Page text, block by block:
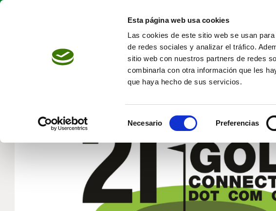
Esta página web usa cookies
Las cookies de este sitio web se usan
de redes sociales y analizar el tráfico.
sitio web con nuestros partners de redes
combinarla con otra información que les
que haya hecho de sus servicios.
Necesario Preferencias
Skip